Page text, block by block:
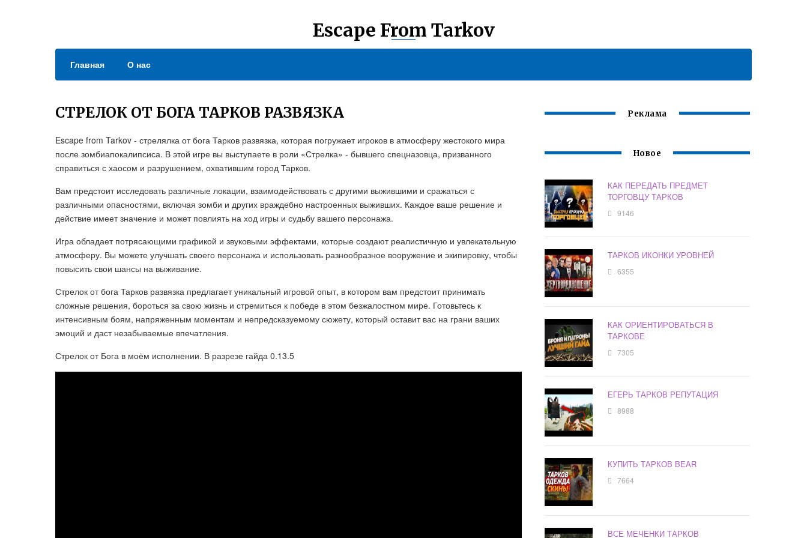
Escape From Tarkov
Главная О нас
СТРЕЛОК ОТ БОГА ТАРКОВ РАЗВЯЗКА
Escape from Tarkov - стрелялка от бога Тарков развязка, которая погружает игроков в атмосферу жестокого мира
после зомбиапокалипсиса. В этой игре вы выступаете в роли «Стрелка» - бывшего спецназовца, призванного
справиться с хаосом и разрушением, охватившим город Тарков.
Вам предстоит исследовать различные локации, взаимодействовать с другими выжившими и сражаться с
различными опасностями, включая зомби и других враждебно настроенных выживших. Каждое ваше решение и
действие имеет значение и может повлиять на ход игры и судьбу вашего персонажа.
Игра обладает потрясающими графикой и звуковыми эффектами, которые создают реалистичную и увлекательную
атмосферу. Вы можете улучшать своего персонажа и использовать разнообразное вооружение и экипировку, чтобы
повысить свои шансы на выживание.
Стрелок от бога Тарков развязка предлагает уникальный игровой опыт, в котором вам предстоит принимать
сложные решения, бороться за свою жизнь и стремиться к победе в этом безжалостном мире. Готовьтесь к
интенсивным боям, напряженным моментам и непредсказуемому сюжету, который оставит вас на грани ваших
эмоций и даст незабываемые впечатления.
Стрелок от Бога в моём исполнении. В разрезе гайда 0.13.5
Реклама
Новое
КАК ПЕРЕДАТЬ ПРЕДМЕТ
ТОРГОВЦУ ТАРКОВ
9146
ТАРКОВ ИКОНКИ УРОВНЕЙ
6355
КАК ОРИЕНТИРОВАТЬСЯ В
ТАРКОВЕ
7305
ЕГЕРЬ ТАРКОВ РЕПУТАЦИЯ
8988
КУПИТЬ ТАРКОВ BEAR
7664
ВСЕ МЕЧЕНКИ ТАРКОВ